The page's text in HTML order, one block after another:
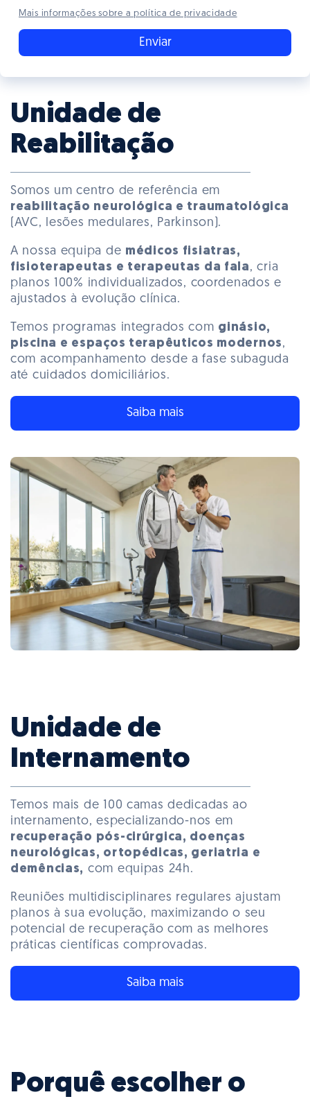
Mais informações sobre a política de privacidade
Mais informações sobre a política de privacidade
Unidade de
Reabilitação
Somos um centro de referência em
reabilitação neurológica e traumatológica
(AVC, lesões medulares, Parkinson).
A nossa equipa de médicos fisiatras,
fisioterapeutas e terapeutas da fala, cria
planos 100% individualizados, coordenados e
ajustados à evolução clínica.
Temos programas integrados com ginásio,
piscina e espaços terapêuticos modernos,
com acompanhamento desde a fase subaguda
até cuidados domiciliários.
Saiba mais
Unidade de
Internamento
Temos mais de 100 camas dedicadas ao
internamento, especializando-nos em
recuperação pós-cirúrgica, doenças
neurológicas, ortopédicas, geriatria e
demências, com equipas 24h.
Reuniões multidisciplinares regulares ajustam
planos à sua evolução, maximizando o seu
potencial de recuperação com as melhores
práticas científicas comprovadas.
Saiba mais
Porquê escolher o